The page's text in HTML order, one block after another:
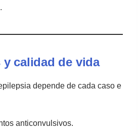
y calidad de vida
depende de cada caso e
anticonvulsivos.